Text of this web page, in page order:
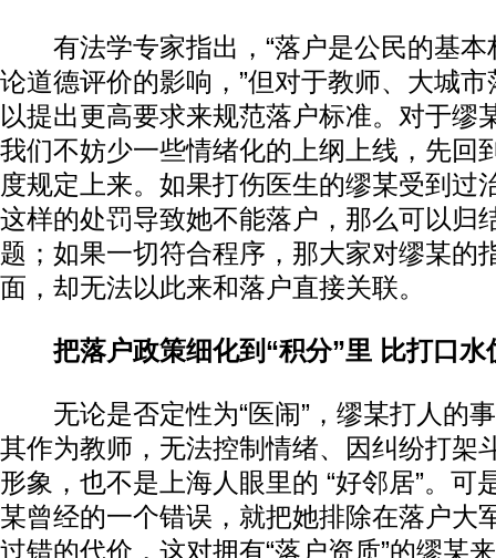
有法学专家指出，“落户是公民的基本
论道德评价的影响，”但对于教师、大城
以提出更高要求来规范落户标准。对于缪
我们不妨少一些情绪化的上纲上线，先回
度规定上来。如果打伤医生的缪某受到过
这样的处罚导致她不能落户，那么可以归
题；如果一切符合程序，那大家对缪某的
面，却无法以此来和落户直接关联。
把落户政策细化到“积分”里 比打口水
无论是否定性为“医闹”，缪某打人的
其作为教师，无法控制情绪、因纠纷打架
形象，也不是上海人眼里的 “好邻居”。可
某曾经的一个错误，就把她排除在落户大
过错的代价，这对拥有“落户资质”的缪某